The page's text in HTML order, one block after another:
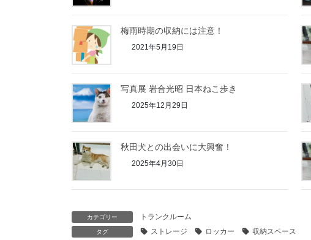
梅雨時期の収納には注意！
2021年5月19日
写真展 岩合光昭 日本ねこ歩き
2025年12月29日
秋田犬との出会いに大興奮！
2025年4月30日
カテゴリー トランクルーム
タグ ストレージ ロッカー 収納スペース